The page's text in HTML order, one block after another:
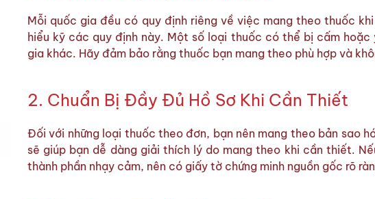
Mỗi quốc gia đều có quy định riêng về việc mang theo thuốc
hiểu kỹ các quy định này. Một số loại thuốc có thể bị cấm
gia khác. Hãy đảm bảo rằng thuốc bạn mang theo phù hợp và
2. Chuẩn Bị Đầy Đủ Hồ Sơ Khi Cần Thiết
Đối với những loại thuốc theo đơn, bạn nên mang theo bản sao
sẽ giúp bạn dễ dàng giải thích lý do mang theo khi cần thiết.
thành phần nhạy cảm, nên có giấy tờ chứng minh nguồn gốc rõ